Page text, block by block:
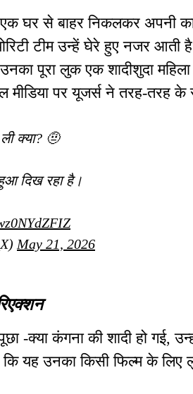
एक घर से बाहर निकलकर अपनी
टीम उन्हें घेरे हुए नजर आती
पूरा लुक एक शादीशुदा महिला
मीडिया पर यूजर्स ने तरह-तरह
क्या? 🤨
दिख रहा है।
May 21, 2026
-क्या कंगना की शादी हो गई,
कि यह उनका किसी फिल्म के लिए